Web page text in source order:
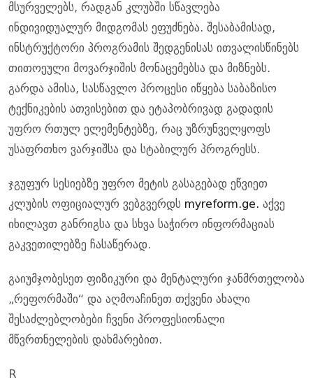
მსურველებს, რადგან კლუბში სწავლება
ინდივიდუალურ მიდგომას ეფუძნება. შესაბამისად,
ინსტრუქტორი პროგრამის შედგენისას ითვალისწინებს
თითოეული მოვარჯიშის მონაცემებსა და მიზნებს.
გარდა ამისა, სასწავლო პროცესი იწყება საბაზისო
ტექნიკების ათვისებით და ეტაპობრივად გადადის
უფრო რთულ ელემენტებზე, რაც უზრუნველყოფს
უსაფრთხო ვარჯიშსა და სტაბილურ პროგრესს.
ჯგუფურ სესიებზე უფრო მეტის გასაგებად ეწვიეთ
კლუბის ოფიციალურ ვებგვერდს myreform.ge. აქვე
იხილავთ განრიგსა და სხვა საჭირო ინფორმაციას
გაკვეთილებზე ჩასაწერად.
გაიუმჯობესეთ ფიზიკური და მენტალური ჯანმრთელობა
„რეფორმაში“ და აღმოაჩინეთ თქვენი ახალი
შესაძლებლობები ჩვენი პროფესიონალი
მწვრთნელების დახმარებით.
R